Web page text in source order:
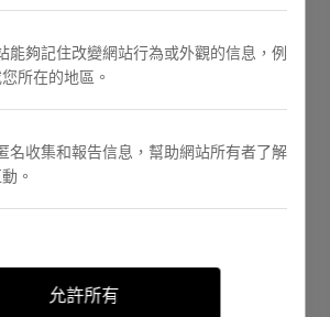
能夠記住改變網站行為或外觀的信息，例
所在的地區。
名收集和報告信息，幫助網站所有者了解
。
和吸引力的廣告，從而對發布者和第三方
允許所有
LE SPRAY VOLUME - CORPS &
60,51 €